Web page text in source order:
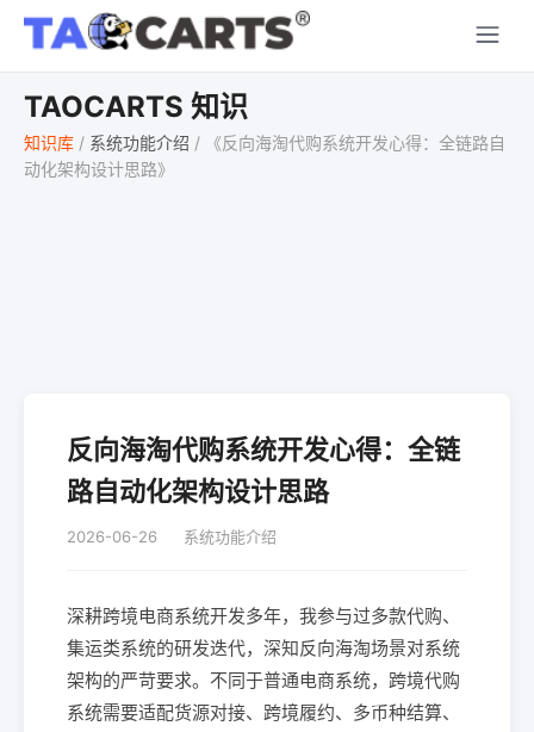
TAOCARTS 知识
知识库 / 系统功能介绍 /
《反向海淘代购系统开发心得：全链路自
动化架构设计思路》
反向海淘代购系统开发心得：全链
路自动化架构设计思路
2026-06-26 系统功能介绍
深耕跨境电商系统开发多年，我参与过多款代购、
集运类系统的研发迭代，深知反向海淘场景对系统
架构的严苛要求。不同于普通电商系统，跨境代购
系统需要适配货源对接、跨境履约、多币种结算、